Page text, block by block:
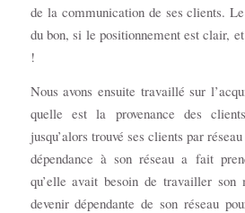
de la communication de ses clients.
du bon, si le positionnement est clair,
!
Nous avons ensuite travaillé sur
quelle est la provenance des
jusqu’alors trouvé ses clients par
dépendance à son réseau a fait
qu’elle avait besoin de travailler son
devenir dépendante de son réseau